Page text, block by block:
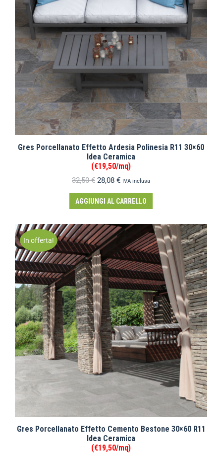
Gres Porcellanato Effetto Ardesia Polinesia R11 30×60
Idea Ceramica
(€19,50/mq)
32,50€ 28,08 € IVA inclusa
AGGIUNGI AL CARRELLO
In offerta!
Gres Porcellanato Effetto Cemento Bestone 30×60 R11
Idea Ceramica
(€19,50/mq)